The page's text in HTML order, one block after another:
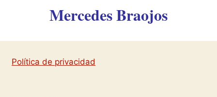
Mercedes Braojos
Política de privacidad